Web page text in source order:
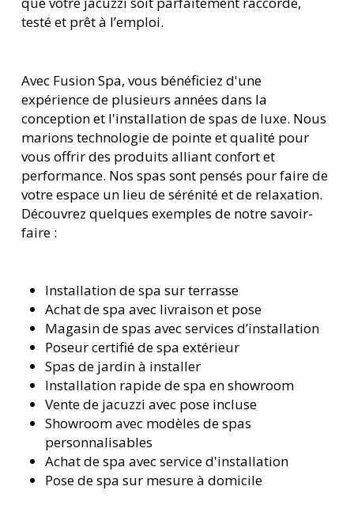
testé et prêt à l’emploi.
Avec Fusion Spa, vous bénéficiez d'une
expérience de plusieurs années dans la
conception et l'installation de spas de luxe. Nous
marions technologie de pointe et qualité pour
vous offrir des produits alliant confort et
performance. Nos spas sont pensés pour faire de
votre espace un lieu de sérénité et de relaxation.
Découvrez quelques exemples de notre savoir-
faire :
Installation de spa sur terrasse
Achat de spa avec livraison et pose
Magasin de spas avec services d’installation
Poseur certifié de spa extérieur
Spas de jardin à installer
Installation rapide de spa en showroom
Vente de jacuzzi avec pose incluse
Showroom avec modèles de spas
personnalisables
Achat de spa avec service d'installation
Pose de spa sur mesure à domicile